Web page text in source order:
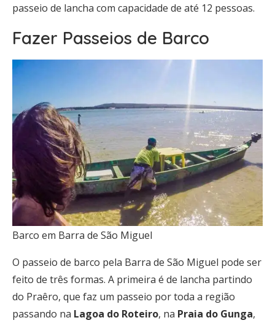
passeio de lancha com capacidade de até 12 pessoas.
Fazer Passeios de Barco
Barco em Barra de São Miguel
O passeio de barco pela Barra de São Miguel pode ser
feito de três formas. A primeira é de lancha partindo
do Praêro, que faz um passeio por toda a região
passando na Lagoa do Roteiro, na Praia do Gunga,